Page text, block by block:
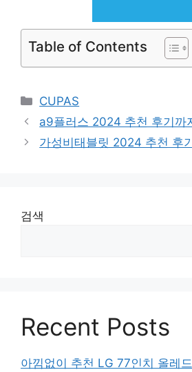
Table of Contents
Categories
CUPAS
a9플러스 2024 추천 후기까
가성비태블릿 2024 추천 후
검색
Recent Posts
아낌없이 추천 LG 77인치 올레